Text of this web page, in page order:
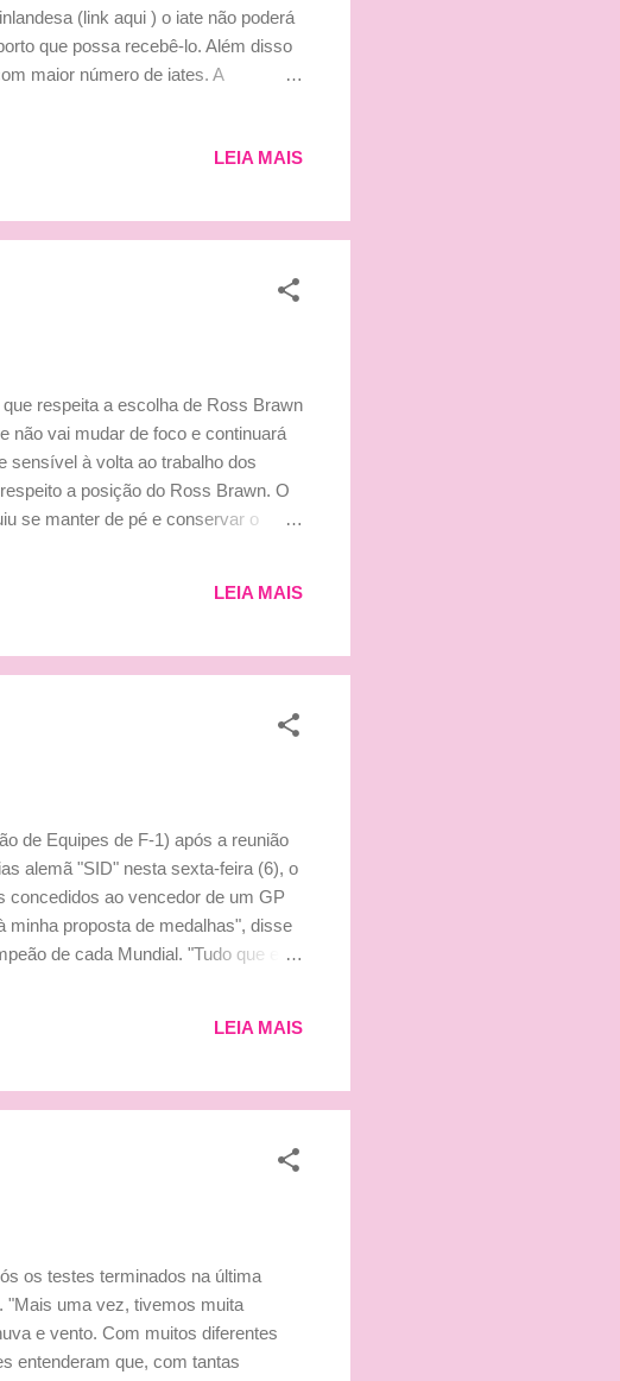
(link aqui ) o iate não poderá
que possa recebê-lo. Além disso
maior número de iates. A
Predator também agrada a
é bobagem! Faz bem ele, tem
e Fó...
LEIA MAIS
respeita a escolha de Ross Brawn
não vai mudar de foco e continuará
sensível à volta ao trabalho dos
a posição do Ross Brawn. O
se manter de pé e conservar o
porém, que teria condições de
LEIA MAIS
de Equipes de F-1) após a reunião
alemã "SID" nesta sexta-feira (6), o
concedidos ao vencedor de um GP
proposta de medalhas", disse
de cada Mundial. "Tudo que eu
aquela história ridícula de
LEIA MAIS
os testes terminados na última
"Mais uma vez, tivemos muita
e vento. Com muitos diferentes
entenderam que, com tantas